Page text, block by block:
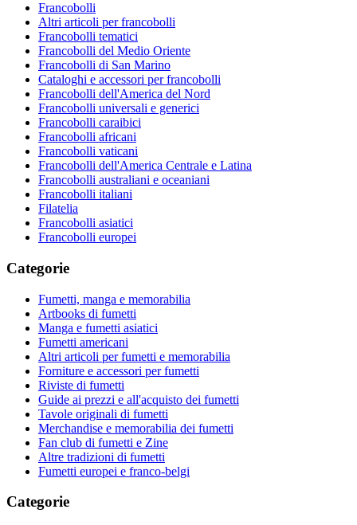
Francobolli
Altri articoli per francobolli
Francobolli tematici
Francobolli del Medio Oriente
Francobolli di San Marino
Cataloghi e accessori per francobolli
Francobolli dell'America del Nord
Francobolli universali e generici
Francobolli caraibici
Francobolli africani
Francobolli vaticani
Francobolli dell'America Centrale e Latina
Francobolli australiani e oceaniani
Francobolli italiani
Filatelia
Francobolli asiatici
Francobolli europei
Categorie
Fumetti, manga e memorabilia
Artbooks di fumetti
Manga e fumetti asiatici
Fumetti americani
Altri articoli per fumetti e memorabilia
Forniture e accessori per fumetti
Riviste di fumetti
Guide ai prezzi e all'acquisto dei fumetti
Tavole originali di fumetti
Merchandise e memorabilia dei fumetti
Fan club di fumetti e Zine
Altre tradizioni di fumetti
Fumetti europei e franco-belgi
Categorie